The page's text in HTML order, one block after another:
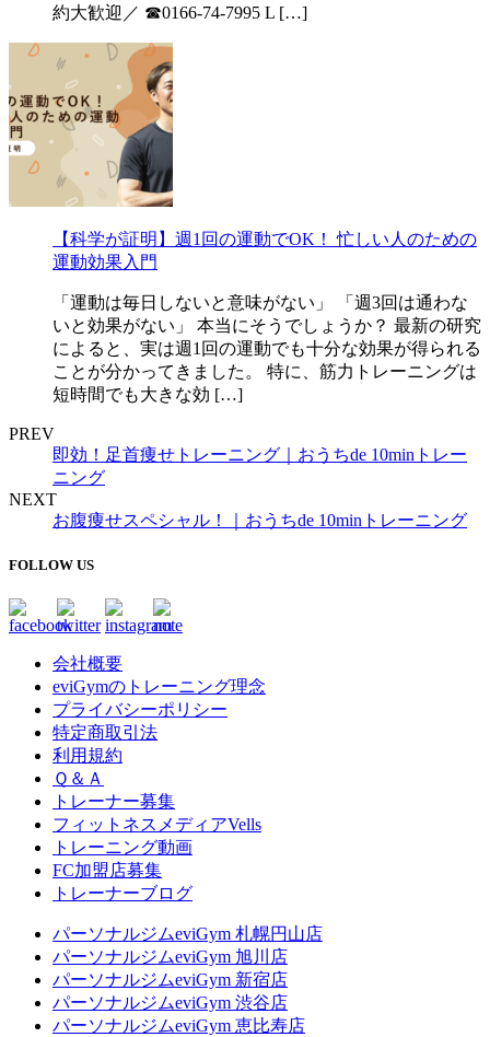
約大歓迎／ ☎0166-74-7995 L […]
【科学が証明】週1回の運動でOK！ 忙しい人のための
運動効果入門
「運動は毎日しないと意味がない」 「週3回は通わな
いと効果がない」 本当にそうでしょうか？ 最新の研究
によると、実は週1回の運動でも十分な効果が得られる
ことが分かってきました。 特に、筋力トレーニングは
短時間でも大きな効 […]
PREV
即効！足首痩せトレーニング｜おうちde 10minトレー
ニング
NEXT
お腹痩せスペシャル！｜おうちde 10minトレーニング
FOLLOW US
会社概要
eviGymのトレーニング理念
プライバシーポリシー
特定商取引法
利用規約
Ｑ＆Ａ
トレーナー募集
フィットネスメディアVells
トレーニング動画
FC加盟店募集
トレーナーブログ
パーソナルジムeviGym 札幌円山店
パーソナルジムeviGym 旭川店
パーソナルジムeviGym 新宿店
パーソナルジムeviGym 渋谷店
パーソナルジムeviGym 恵比寿店